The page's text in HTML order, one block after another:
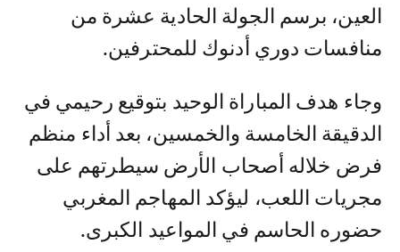
العين، برسم الجولة الحادية عشرة من
منافسات دوري أدنوك للمحترفين.
وجاء هدف المباراة الوحيد بتوقيع رحيمي في
الدقيقة الخامسة والخمسين، بعد أداء منظم
فرض خلاله أصحاب الأرض سيطرتهم على
مجريات اللعب، ليؤكد المهاجم المغربي
حضوره الحاسم في المواعيد الكبرى.